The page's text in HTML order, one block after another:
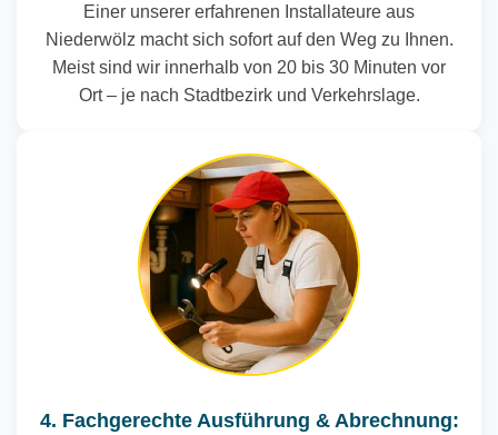
Einer unserer erfahrenen Installateure aus
Niederwölz macht sich sofort auf den Weg zu Ihnen.
Meist sind wir innerhalb von 20 bis 30 Minuten vor
Ort – je nach Stadtbezirk und Verkehrslage.
4. Fachgerechte Ausführung & Abrechnung: